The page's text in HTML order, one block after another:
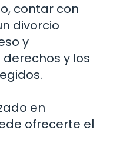
contar con
divorcio
y
y los
en
ofrecerte el